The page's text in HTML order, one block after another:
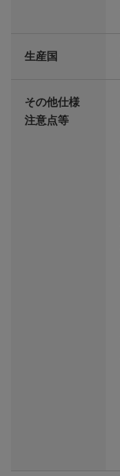
生産国
その他仕様
注意点等